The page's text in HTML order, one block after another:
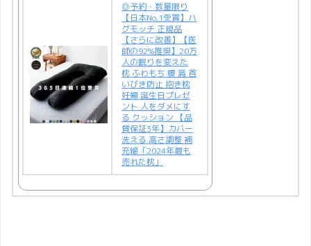
◎予約・数量限り
【日本No.1受賞】ハ
グモッチ 正規品
【さらに改善】【医
師の92%推奨】20万
人の眠りを変えた
枕 ふわもち 腰 肩 首
いびき防止 抱き枕
妊婦 誕生日プレゼ
ント 人をダメにす
る クッション 【品
質保証3年】カバー
洗える 高さ調整 補
充綿「2024年最も
売れた枕」